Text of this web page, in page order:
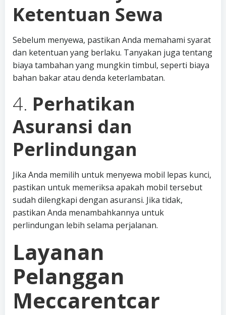
Ketentuan Sewa
Sebelum menyewa, pastikan Anda memahami syarat
dan ketentuan yang berlaku. Tanyakan juga tentang
biaya tambahan yang mungkin timbul, seperti biaya
bahan bakar atau denda keterlambatan.
4. Perhatikan
Asuransi dan
Perlindungan
Jika Anda memilih untuk menyewa mobil lepas kunci,
pastikan untuk memeriksa apakah mobil tersebut
sudah dilengkapi dengan asuransi. Jika tidak,
pastikan Anda menambahkannya untuk
perlindungan lebih selama perjalanan.
Layanan
Pelanggan
Meccarentcar